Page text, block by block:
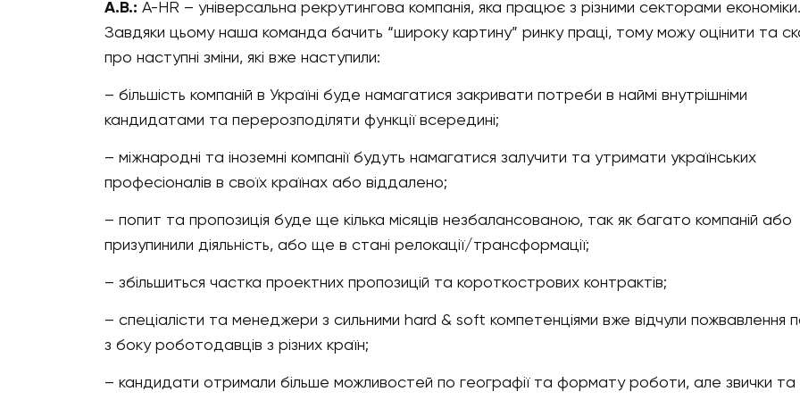
А.В.: A-HR – універсальна рекрутингова компанія, яка працює з різними секторами економіки.
Завдяки цьому наша команда бачить “широку картину” ринку праці, тому можу оцінити та
про наступні зміни, які вже наступили:
– більшість компаній в Україні буде намагатися закривати потреби в наймі внутрішніми
кандидатами та перерозподіляти функції всередині;
– міжнародні та іноземні компанії будуть намагатися залучити та утримати українських
професіоналів в своїх країнах або віддалено;
– попит та пропозиція буде ще кілька місяців незбалансованою, так як багато компаній або
призупинили діяльність, або ще в стані релокації/трансформації;
– збільшиться частка проектних пропозицій та короткострових контрактів;
– спеціалісти та менеджери з сильними hard & soft компетенціями вже відчули пожвавлення
з боку роботодавців з різних країн;
– кандидати отримали більше можливостей по географії та формату роботи, але звички та